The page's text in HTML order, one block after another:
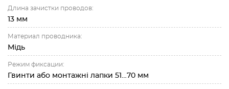
Длина зачистки проводов:
13 мм
Материал проводника:
Мідь
Режим фиксации:
Гвинти або монтажні лапки 51…70 мм